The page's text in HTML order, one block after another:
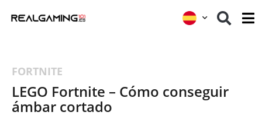
FORTNITE
LEGO Fortnite – Cómo conseguir
ámbar cortado